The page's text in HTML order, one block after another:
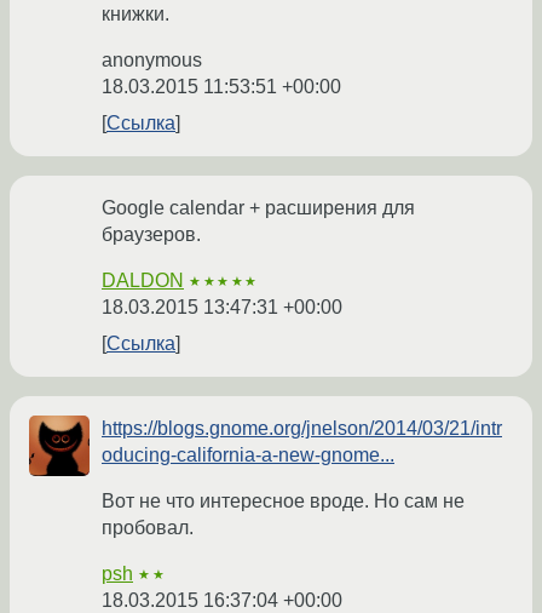
книжки.
anonymous
18.03.2015 11:53:51 +00:00
Ссылка
Google calendar + расширения для
браузеров.
DALDON ★★★★★
18.03.2015 13:47:31 +00:00
Ссылка
https://blogs.gnome.org/jnelson/2014/03/21/intr
oducing-california-a-new-gnome...
Вот не что интересное вроде. Но сам не
пробовал.
psh ★★
18.03.2015 16:37:04 +00:00